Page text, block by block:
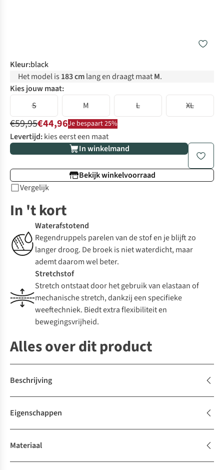
Kleur:black
Het model is 183 cmlang en draagt maatM.
Kies jouw maat:
S
M L XL
€59,95€44,96Je bespaart 25%
Levertijd:kies eerst een maat
In winkelmand
Bekijk winkelvoorraad
Vergelijk
In 't kort
Waterafstotend
Regendruppels parelen van de stof en je blijft zo
langer droog. De broek is niet waterdicht, maar
ademt daarom wel beter.
Stretchstof
Stretch ontstaat door het gebruik van elastaan of
mechanische stretch, dankzij een specifieke
weeftechniek. Biedt extra flexibiliteit en
bewegingsvrijheid.
Alles over dit product
Beschrijving
Eigenschappen
Materiaal